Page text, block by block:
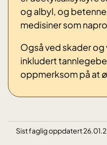
og albyl, og
medisiner som
Også ved skader
inkludert
oppmerksom på at
Sist faglig oppdatert